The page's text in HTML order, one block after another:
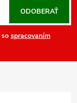
so spracovaním
ODOBERAŤ